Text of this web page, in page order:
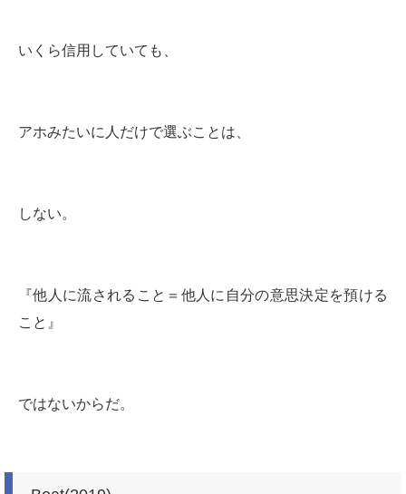
いくら信用していても、
アホみたいに人だけで選ぶことは、
しない。
『他人に流されること＝他人に自分の意思決定を預ける
こと』
ではないからだ。